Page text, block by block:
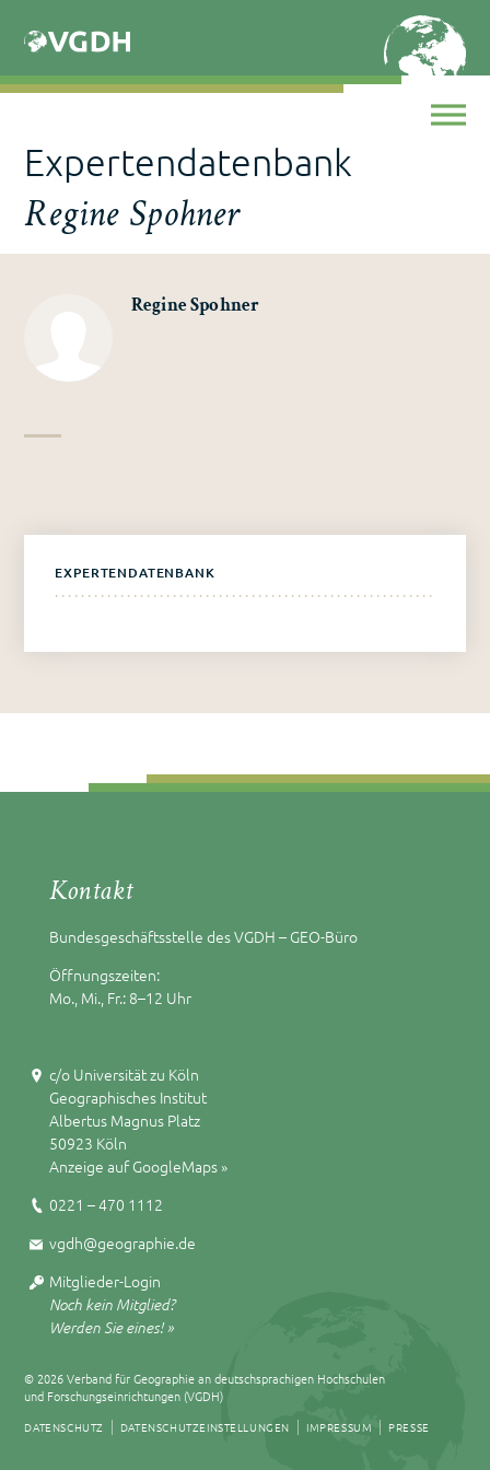
content
Expertendatenbank
Regine Spohner
Regine Spohner
EXPERTENDATENBANK
Kontakt
Bundesgeschäftsstelle des VGDH – GEO-Büro
Öffnungszeiten:
Mo., Mi., Fr.: 8–12 Uhr
c/o Universität zu Köln
Geographisches Institut
Albertus Magnus Platz
50923 Köln
Anzeige auf GoogleMaps »
0221 – 470 1112
vgdh@geographie.de
Mitglieder-Login
Noch kein Mitglied?
Werden Sie eines! »
© 2026 Verband für Geographie an deutschsprachigen Hochschulen
und Forschungseinrichtungen (VGDH)
DATENSCHUTZ DATENSCHUTZEINSTELLUNGEN IMPRESSUM PRESSE